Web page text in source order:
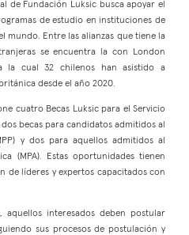
de Fundación Luksic busca apoyar el
de estudio en instituciones de
mundo. Entre las alianzas que tiene la
se encuentra la con London
la cual 32 chilenos han asistido a
desde el año 2020.
cuatro Becas Luksic para el Servicio
becas para candidatos admitidos al
y dos para aquellos admitidos al
(MPA). Estas oportunidades tienen
de líderes y expertos capacitados con
aquellos interesados deben postular
sus procesos de postulación y